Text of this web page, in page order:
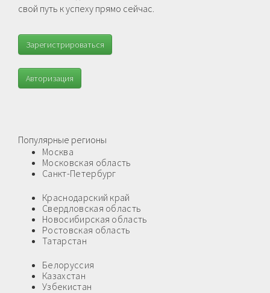
свой путь к успеху прямо сейчас.
Зарегистрироваться
Авторизация
Популярные регионы
Москва
Московская область
Санкт-Петербург
Краснодарский край
Свердловская область
Новосибирская область
Ростовская область
Татарстан
Белоруссия
Казахстан
Узбекистан